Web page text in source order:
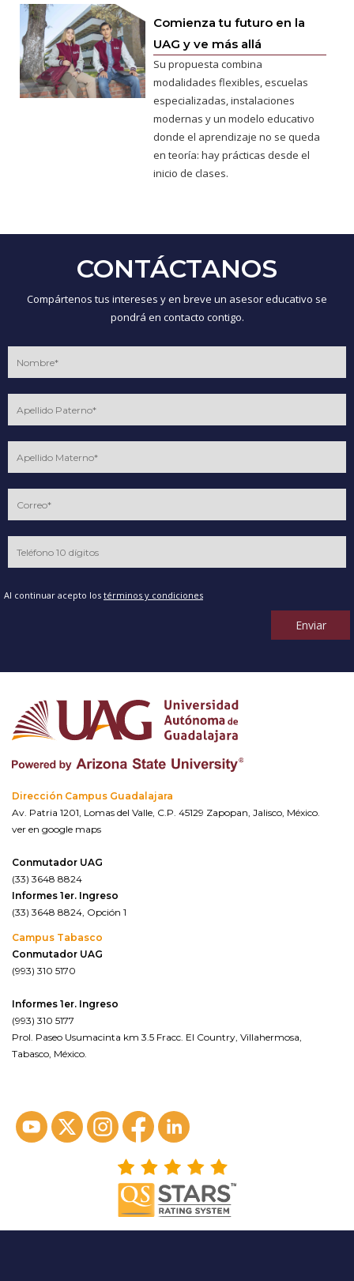
Comienza tu futuro en la
UAG y ve más allá
Su propuesta combina
modalidades flexibles, escuelas
especializadas, instalaciones
modernas y un modelo educativo
donde el aprendizaje no se queda
en teoría: hay prácticas desde el
inicio de clases.
CONTÁCTANOS
Compártenos tus intereses y en breve un asesor educativo se
pondrá en contacto contigo.
Al continuar acepto los términos y condiciones
Enviar
Dirección Campus Guadalajara
Av. Patria 1201, Lomas del Valle, C.P. 45129 Zapopan, Jalisco, México.
ver en google maps
Conmutador UAG
(33) 3648 8824
Informes 1er. Ingreso
(33) 3648 8824, Opción 1
Campus Tabasco
Conmutador UAG
(993) 310 5170
Informes 1er. Ingreso
(993) 310 5177
Prol. Paseo Usumacinta km 3.5 Fracc. El Country, Villahermosa,
Tabasco, México.